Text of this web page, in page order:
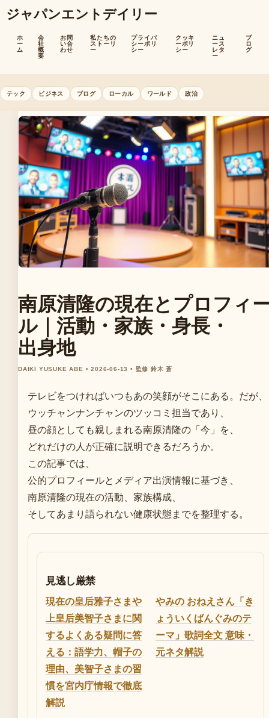
ジャパンエントデイリー
ホ
ー
ム
会
社
概
要
お問
い合
わせ
私たちの
ストーリ
ー
プライバ
シーポリ
シー
クッキ
ーポリ
シー
ニュ
ース
レタ
ー
ブ
ロ
グ
テック ビジネス ブログ ローカル ワールド 政治
南原清隆の現在とプロフィ
ル｜活動・家族・身長・
出身地
DAIKI YUSUKE ABE • 2026-06-13 • 監修 鈴木 蒼
テレビをつければいつもあの笑顔がそこにある。だが、
ウッチャンナンチャンのツッコミ担当であり、
昼の顔としても親しまれる南原清隆の「今」を、
どれだけの人が正確に説明できるだろうか。
この記事では、
公的プロフィールとメディア出演情報に基づき、
南原清隆の現在の活動、家族構成、
そしてあまり語られない健康状態までを整理する。
見逃し厳禁
現在の皇后雅子さまや
上皇后美智子さまに関
するよくある疑問に答
える：語学力、帽子の
理由、美智子さまの習
慣を宮内庁情報で徹底
解説
やみの おねえさん「き
ょういくばんぐみのテ
ーマ」歌詞全文 意味・
元ネタ解説